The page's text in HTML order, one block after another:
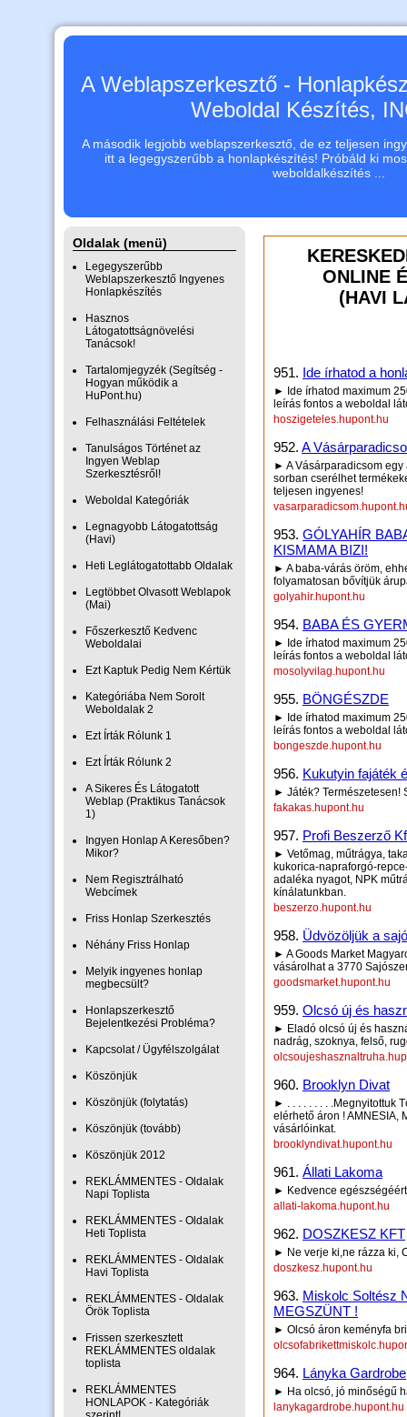
A Weblapszerkesztő -
Weboldal Készítés,
A második legjobb weblapszerkesztő, de ez teljesen
itt a legegyszerűbb a honlapkészítés! Próbáld ki
weboldalkészítés ...
Oldalak (menü)
Legegyszerűbb
Weblapszerkesztő Ingyenes
Honlapkészítés
Hasznos
Látogatottságnövelési
Tanácsok!
Tartalomjegyzék (Segítség -
Hogyan működik a
HuPont.hu)
Felhasználási Feltételek
Tanulságos Történet az
Ingyen Weblap
Szerkesztésről!
Weboldal Kategóriák
Legnagyobb Látogatottság
(Havi)
Heti Leglátogatottabb Oldalak
Legtöbbet Olvasott Weblapok
(Mai)
Főszerkesztő Kedvenc
Weboldalai
Ezt Kaptuk Pedig Nem Kértük
Kategóriába Nem Sorolt
Weboldalak 2
Ezt Írták Rólunk 1
Ezt Írták Rólunk 2
A Sikeres És Látogatott
Weblap (Praktikus Tanácsok
1)
Ingyen Honlap A Keresőben?
Mikor?
Nem Regisztrálható
Webcímek
Friss Honlap Szerkesztés
Néhány Friss Honlap
Melyik ingyenes honlap
megbecsült?
Honlapszerkesztő
Bejelentkezési Probléma?
Kapcsolat / Ügyfélszolgálat
Köszönjük
Köszönjük (folytatás)
Köszönjük (tovább)
Köszönjük 2012
REKLÁMMENTES - Oldalak
Napi Toplista
REKLÁMMENTES - Oldalak
Heti Toplista
REKLÁMMENTES - Oldalak
Havi Toplista
REKLÁMMENTES - Oldalak
Örök Toplista
Frissen szerkesztett
REKLÁMMENTES oldalak
toplista
REKLÁMMENTES
HONLAPOK - Kategóriák
ONLINE
(HAVI
951. Ide írhatod a
► Ide írhatod maximum
leírás fontos a weboldal
hoszigeteles.hupont.hu
952. A
► A Vásárparadicsom
sorban cserélhet
teljesen ingyenes!
953. GÓLYAHÍR
KISMAMA BIZI!
► A baba-várás öröm,
folyamatosan bővítjük
golyahir.hupont.hu
954. BABA ÉS
► Ide írhatod maximum
leírás fontos a weboldal
mosolyvilag.hupont.hu
955. BÖNGÉSZDE
► Ide írhatod maximum
leírás fontos a weboldal
bongeszde.hupont.hu
956. Kukutyin fajáték
► Játék? Természetesen!
fakakas.hupont.hu
957. Profi Beszerző
► Vetőmag, műtrágya,
kukorica-napraforgó-
adaléka nyagot, NPK
kínálatunkban.
beszerzo.hupont.hu
958. Üdvözöljük a
► A Goods Market
vásárolhat a 3770
goodsmarket.hupont.hu
959. Olcsó új és
► Eladó olcsó új és
nadrág, szoknya, felső,
960. Brooklyn Divat
► . . . . . . . . .Megnyitottuk
elérhető áron ! AMNESIA,
vásárlóinkat.
brooklyndivat.hupont.hu
961. Állati Lakoma
► Kedvence egészségéért
allati-lakoma.hupont.hu
962. DOSZKESZ KFT
► Ne verje ki,ne rázza ki,
doszkesz.hupont.hu
963. Miskolc Soltész
MEGSZÜNT !
► Olcsó áron keményfa
964. Lányka Gardrobe
► Ha olcsó, jó minőségű
lanykagardrobe.hupont.hu